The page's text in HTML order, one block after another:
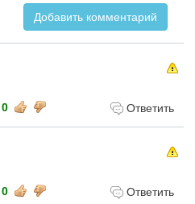
Добавить комментарий
Ответить
0
Ответить
0